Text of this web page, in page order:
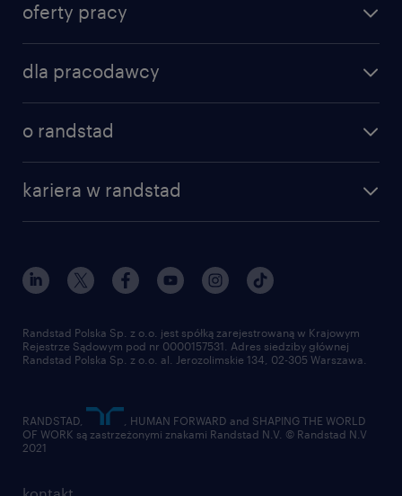
oferty pracy
dla pracodawcy
o randstad
kariera w randstad
Randstad Polska Sp. z o.o. jest spółką zarejestrowaną w Krajowym
Rejestrze Sądowym pod nr 0000157531. Adres siedziby głównej
Randstad Polska Sp. z o.o. al. Jerozolimskie 134, 02-305 Warszawa.
RANDSTAD,
, HUMAN FORWARD and SHAPING THE WORLD
OF WORK są zastrzeżonymi znakami Randstad N.V. © Randstad N.V
2021